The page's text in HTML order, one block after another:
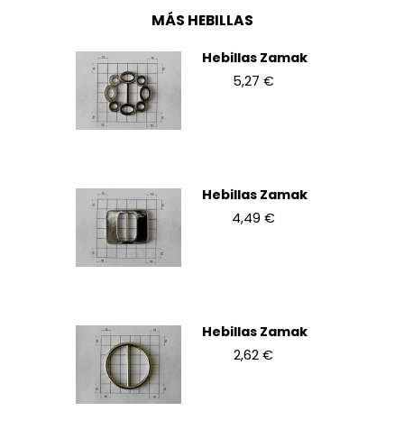
MÁS HEBILLAS
Hebillas Zamak
5,27 €
Hebillas Zamak
4,49 €
Hebillas Zamak
2,62 €